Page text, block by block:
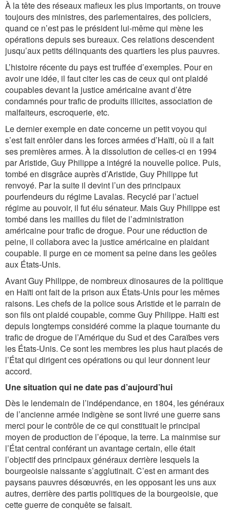
À la tête des réseaux mafieux les plus importants, on trouve
toujours des ministres, des parlementaires, des policiers,
quand ce n’est pas le président lui-même qui mène les
opérations depuis ses bureaux. Ces relations descendent
jusqu’aux petits délinquants des quartiers les plus pauvres.
L’histoire récente du pays est truffée d’exemples. Pour en
avoir une idée, il faut citer les cas de ceux qui ont plaidé
coupables devant la justice américaine avant d’être
condamnés pour trafic de produits illicites, association de
malfaiteurs, escroquerie, etc.
Le dernier exemple en date concerne un petit voyou qui
s’est fait enrôler dans les forces armées d’Haïti, où il a fait
ses premières armes. À la dissolution de celles-ci en 1994
par Aristide, Guy Philippe a intégré la nouvelle police. Puis,
tombé en disgrâce auprès d’Aristide, Guy Philippe fut
renvoyé. Par la suite il devint l’un des principaux
pourfendeurs du régime Lavalas. Recyclé par l’actuel
régime au pouvoir, il fut élu sénateur. Mais Guy Philippe est
tombé dans les mailles du filet de l’administration
américaine pour trafic de drogue. Pour une réduction de
peine, il collabora avec la justice américaine en plaidant
coupable. Il purge en ce moment sa peine dans les geôles
aux États-Unis.
Avant Guy Philippe, de nombreux dinosaures de la politique
en Haïti ont fait de la prison aux États-Unis pour les mêmes
raisons. Les chefs de la police sous Aristide et le parrain de
son fils ont plaidé coupable, comme Guy Philippe. Haïti est
depuis longtemps considéré comme la plaque tournante du
trafic de drogue de l’Amérique du Sud et des Caraïbes vers
les États-Unis. Ce sont les membres les plus haut placés de
l’État qui dirigent ces opérations ou qui leur donnent leur
accord.
Une situation qui ne date pas d’aujourd’hui
Dès le lendemain de l’indépendance, en 1804, les généraux
de l’ancienne armée indigène se sont livré une guerre sans
merci pour le contrôle de ce qui constituait le principal
moyen de production de l’époque, la terre. La mainmise sur
l’État central conférant un avantage certain, elle était
l’objectif des principaux généraux derrière lesquels la
bourgeoisie naissante s’agglutinait. C’est en armant des
paysans pauvres désœuvrés, en les opposant les uns aux
autres, derrière des partis politiques de la bourgeoisie, que
cette guerre de conquête se faisait.